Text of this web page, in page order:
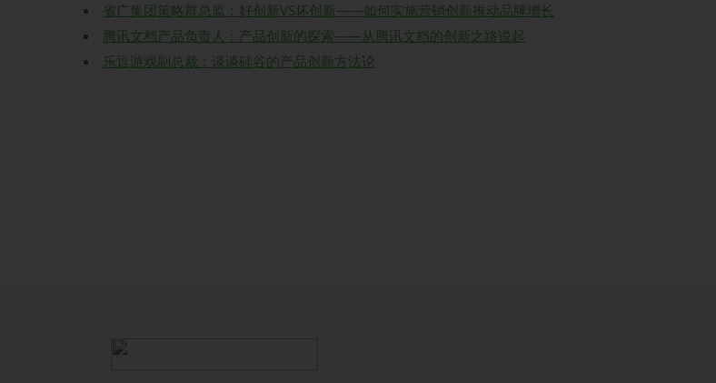
省广集团策略群总监：好创新VS坏创新——如何实施营销创新推动品牌增长
腾讯文档产品负责人：产品创新的探索——从腾讯文档的创新之路说起
乐逗游戏副总裁：谈谈硅谷的产品创新方法论